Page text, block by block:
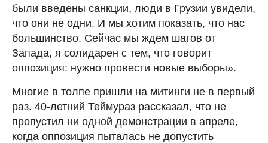
были введены санкции, люди в Грузии увидели,
что они не одни. И мы хотим показать, что нас
большинство. Сейчас мы ждем шагов от
Запада, я солидарен с тем, что говорит
оппозиция: нужно провести новые выборы».
Многие в толпе пришли на митинги не в первый
раз. 40-летний Теймураз рассказал, что не
пропустил ни одной демонстрации в апреле,
когда оппозиция пыталась не допустить